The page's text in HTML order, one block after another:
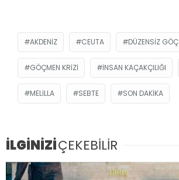
AKDENIZ CEUTA DÜZENSIZ GÖÇ
GÖÇMEN KRIZI INSAN KAÇAKÇILIĞI
MELILLA SEBTE SON DAKIKA
İLGİNİZİÇEKEBİLİR